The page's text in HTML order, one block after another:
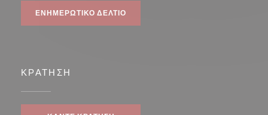
ΕΝΗΜΕΡΩΤΙΚΌ ΔΕΛΤΊΟ
ΚΡΆΤΗΣΗ